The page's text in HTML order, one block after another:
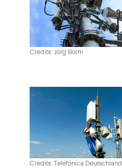
Credits: Jörg Borm
Credits: Telefónica Deutschland